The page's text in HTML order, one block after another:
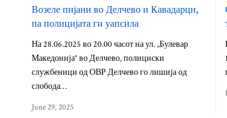
Возеле пијани во Делчево и Кавадарци,
па полицијата ги уапсила
На 28.06.2025 во 20.00 часот на ул. „Булевар
Македонија“ во Делчево, полициски
службеници од ОВР Делчево го лишија од
слобода…
June 29, 2025